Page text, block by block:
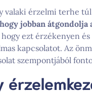
valaki érzelmi terhe
jobban
hogy ezt érzékenyen
kapcsolatot. Az
szempontjából